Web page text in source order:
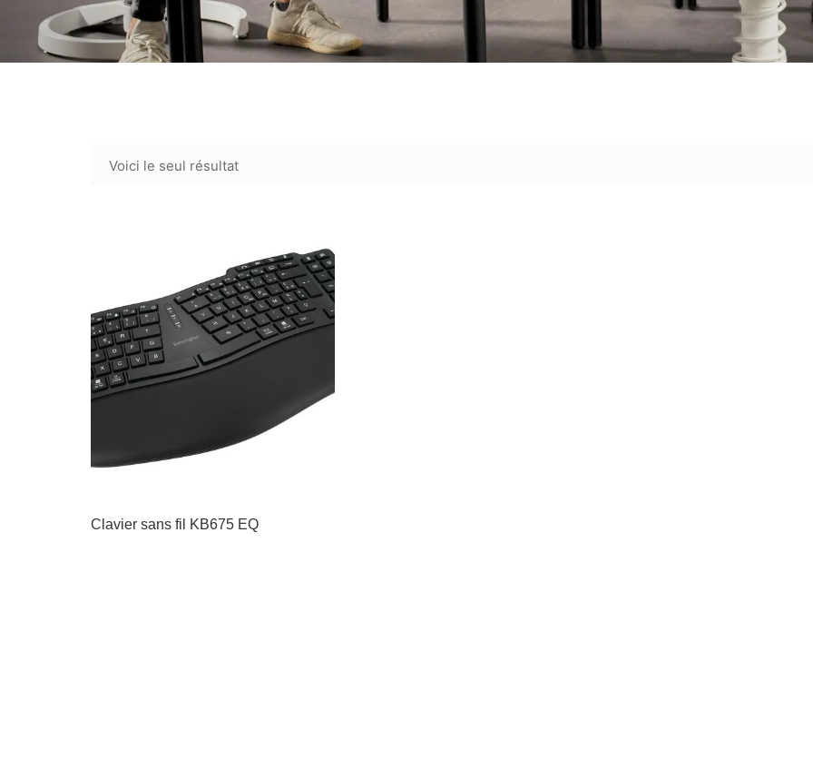
Voici le seul résultat
Clavier sans fil KB675 EQ